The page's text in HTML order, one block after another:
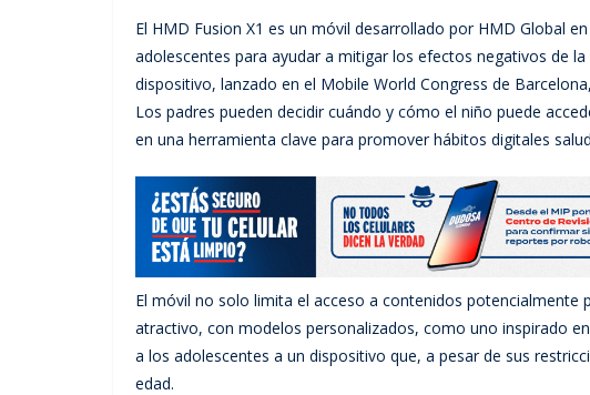
El HMD Fusion X1 es un móvil desarrollado por HMD Global
adolescentes para ayudar a mitigar los efectos negativos de
dispositivo, lanzado en el Mobile World Congress de
Los padres pueden decidir cuándo y cómo el niño puede
en una herramienta clave para promover hábitos digitales
El móvil no solo limita el acceso a contenidos potencialmente
atractivo, con modelos personalizados, como uno inspirado
a los adolescentes a un dispositivo que, a pesar de sus
edad.